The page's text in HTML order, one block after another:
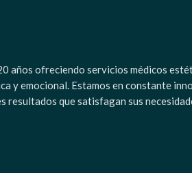
años ofreciendo servicios médicos
y emocional. Estamos en constante
resultados que satisfagan sus